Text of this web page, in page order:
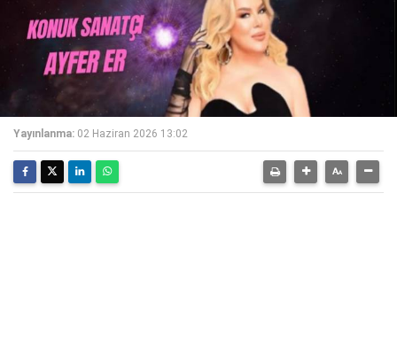
Yayınlanma: 02 Haziran 2026 13:02